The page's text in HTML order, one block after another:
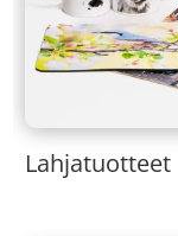
Lahjatuotteet